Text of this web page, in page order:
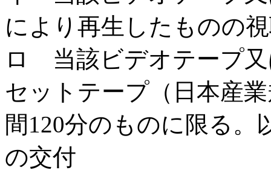
により再生したものの
ロ 当該ビデオテープ
セットテープ（日本産
間120分のものに限る。
の交付